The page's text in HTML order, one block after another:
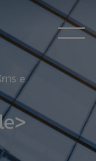
​สรุปเกณฑ์การรายงาน/แจ้ง/ขออนุญาต สำหรับบริการ e-Payment